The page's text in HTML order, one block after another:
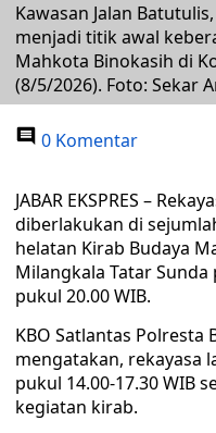
Kawasan Jalan
menjadi titik awal
Mahkota Binokasih di
(8/5/2026). Foto: Sekar
0 Komentar
JABAR EKSPRES –
diberlakukan di
helatan Kirab Budaya
Milangkala Tatar Sunda
pukul 20.00 WIB.
KBO Satlantas Polresta
mengatakan, rekayasa
pukul 14.00-17.30 WIB
kegiatan kirab.